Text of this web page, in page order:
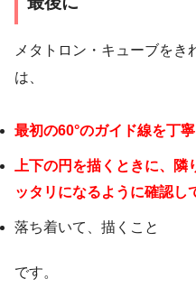
メタトロン・キューブをき
は、
最初の60°のガイド線を丁
上下の円を描くときに、
ッタリになるように確認し
落ち着いて、描くこと
です。